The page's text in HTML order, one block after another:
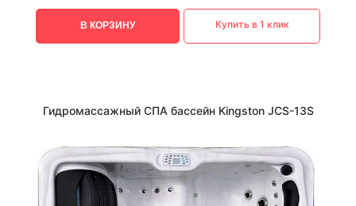
В КОРЗИНУ Купить в 1 клик
Гидромассажный СПА бассейн Kingston JCS-13S